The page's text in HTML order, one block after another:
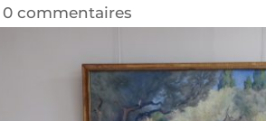
0 commentaires